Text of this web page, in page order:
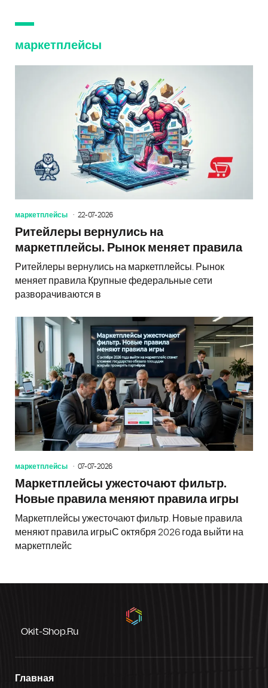
маркетплейсы
маркетплейсы 22-07-2026
Ритейлеры вернулись на
маркетплейсы. Рынок меняет правила
Ритейлеры вернулись на маркетплейсы. Рынок
меняет правила Крупные федеральные сети
разворачиваются в
маркетплейсы 07-07-2026
Маркетплейсы ужесточают фильтр.
Новые правила меняют правила игры
Маркетплейсы ужесточают фильтр. Новые правила
меняют правила игрыС октября 2026 года выйти на
маркетплейс
Okit-Shop.ru
Главная